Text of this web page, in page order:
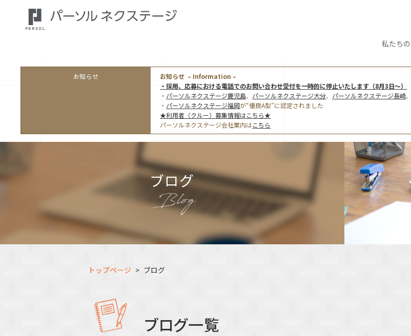
私たちの
お知らせ
お知らせ – Information –
・採用、応募における電話でのお問い合わせ受付を一時的に停止いたします（8月3日～）
・ パーソルネクステージ鹿児島、 パーソルネクステージ大分、 パーソルネクステージ長崎、
・ パーソルネクステージ福岡が“優良A型”に認定されました
★利用者（クルー）募集情報はこちら★
パーソルネクステージ会社案内はこちら
ブログ
トップページ ブログ
ブログ一覧